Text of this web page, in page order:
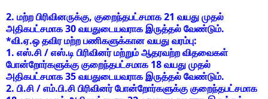
2. மற்ற பிரிவினருக்கு, குறைந்தபட்சமாக 21 வயது முதல்
அதிகபட்சமாக 30 வயதுடையவராக இருத்தல் வேண்டும்.
*வி.ஏ.ஒ தவிர மற்ற பணிகளுக்கான வயது வரம்பு:
1. எஸ்.சி / எஸ்.டி பிரிவினர் மற்றும் ஆதரவற்ற விதவைகள்
போன்றோர்களுக்கு குறைந்தபட்சமாக 18 வயது முதல்
அதிகபட்சமாக 35 வயதுடையவராக இருத்தல் வேண்டும்.
2. பி.சி / எம்.பி.சி பிரிவினர் போன்றோர்களுக்கு குறைந்தபட்சமாக